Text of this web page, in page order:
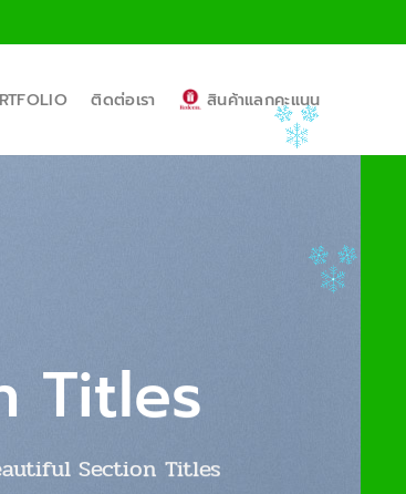
ติดต่อเรา สินค้าแลกคะแนน
Titles
Section Titles